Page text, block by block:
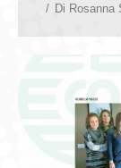
Di Rosanna